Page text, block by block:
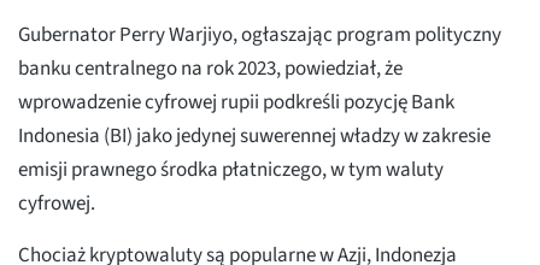
Gubernator Perry Warjiyo, ogłaszając program polityczny
banku centralnego na rok 2023, powiedział, że
wprowadzenie cyfrowej rupii podkreśli pozycję Bank
Indonesia (BI) jako jedynej suwerennej władzy w zakresie
emisji prawnego środka płatniczego, w tym waluty
cyfrowej.
Chociaż kryptowaluty są popularne w Azji, Indonezja